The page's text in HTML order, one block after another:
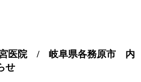
医院 / 岐阜県各務原市 内
せ